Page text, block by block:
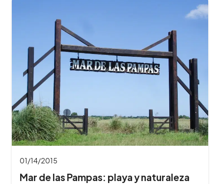
01/14/2015
Mar de las Pampas: playa y naturaleza